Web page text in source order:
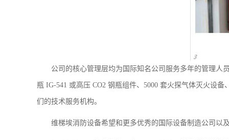
公司的核心管理层均为国际知名公司服务多年的管理人
瓶 IG-541 或高压 CO2 钢瓶组件、5000 套火探气体灭火设
们的技术服务机构。
维梯埃消防设备希望和更多优秀的国际设备制造公司以